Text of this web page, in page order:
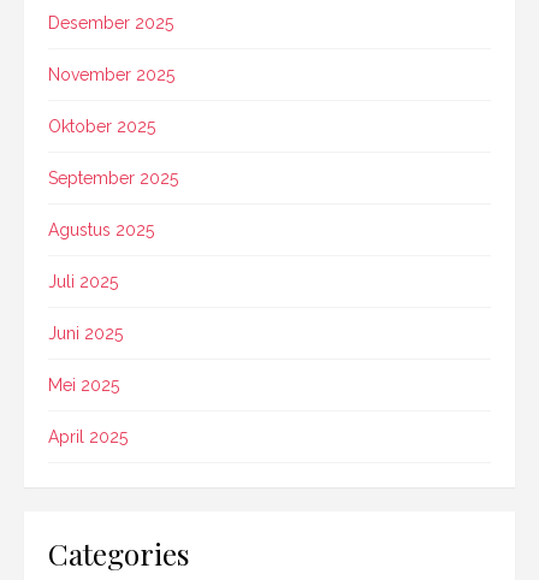
Desember 2025
November 2025
Oktober 2025
September 2025
Agustus 2025
Juli 2025
Juni 2025
Mei 2025
April 2025
Categories